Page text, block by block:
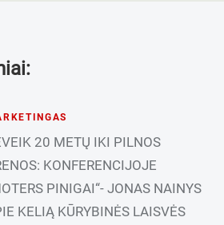
20 METŲ IKI PILNOS
KONFERENCIJOJE
PINIGAI“- JONAS NAINYS
KELIĄ KŪRYBINĖS LAISVĖS